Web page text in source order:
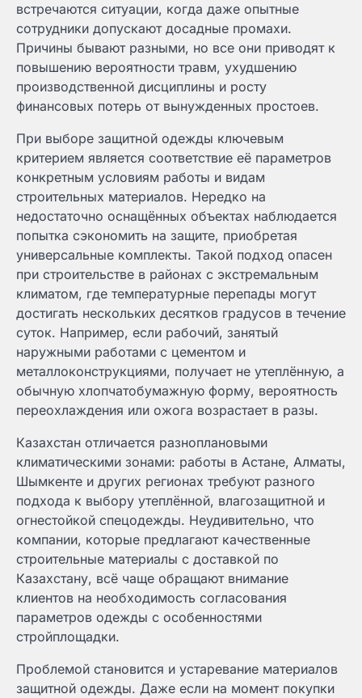
встречаются ситуации, когда даже опытные
сотрудники допускают досадные промахи.
Причины бывают разными, но все они приводят к
повышению вероятности травм, ухудшению
производственной дисциплины и росту
финансовых потерь от вынужденных простоев.
При выборе защитной одежды ключевым
критерием является соответствие её параметров
конкретным условиям работы и видам
строительных материалов. Нередко на
недостаточно оснащённых объектах наблюдается
попытка сэкономить на защите, приобретая
универсальные комплекты. Такой подход опасен
при строительстве в районах с экстремальным
климатом, где температурные перепады могут
достигать нескольких десятков градусов в течение
суток. Например, если рабочий, занятый
наружными работами с цементом и
металлоконструкциями, получает не утеплённую, а
обычную хлопчатобумажную форму, вероятность
переохлаждения или ожога возрастает в разы.
Казахстан отличается разноплановыми
климатическими зонами: работы в Астане, Алматы,
Шымкенте и других регионах требуют разного
подхода к выбору утеплённой, влагозащитной и
огнестойкой спецодежды. Неудивительно, что
компании, которые предлагают качественные
строительные материалы с доставкой по
Казахстану, всё чаще обращают внимание
клиентов на необходимость согласования
параметров одежды с особенностями
стройплощадки.
Проблемой становится и устаревание материалов
защитной одежды. Даже если на момент покупки